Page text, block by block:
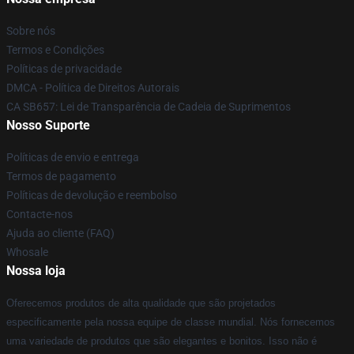
Sobre nós
Termos e Condições
Políticas de privacidade
DMCA - Política de Direitos Autorais
CA SB657: Lei de Transparência de Cadeia de Suprimentos
Nosso Suporte
Políticas de envio e entrega
Termos de pagamento
Políticas de devolução e reembolso
Contacte-nos
Ajuda ao cliente (FAQ)
Whosale
Nossa loja
Oferecemos produtos de alta qualidade que são projetados
especificamente pela nossa equipe de classe mundial. Nós fornecemos
uma variedade de produtos que são elegantes e bonitos. Isso não é